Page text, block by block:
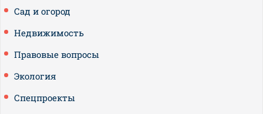
Сад и огород
Недвижимость
Правовые вопросы
Экология
Спецпроекты